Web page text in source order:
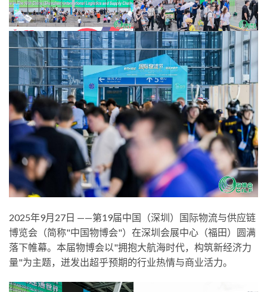
2025年9月27日 ——第19届中国（深圳）国际物流与供应链
博览会（简称"中国物博会"）在深圳会展中心（福田）圆满
落下帷幕。本届物博会以"拥抱大航海时代，构筑新经济力
量"为主题，迸发出超乎预期的行业热情与商业活力。